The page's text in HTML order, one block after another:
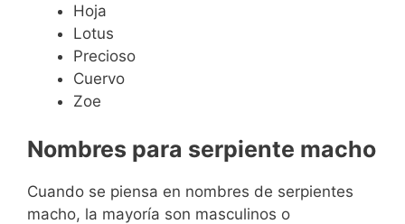
Hoja
Lotus
Precioso
Cuervo
Zoe
Nombres para serpiente macho
Cuando se piensa en nombres de serpientes
macho, la mayoría son masculinos o